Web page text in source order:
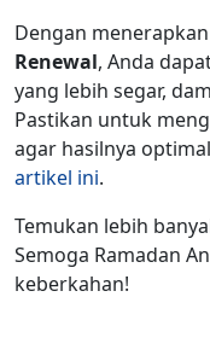
Dengan
Renewal, Anda
yang lebih segar,
Pastikan untuk
agar hasilnya
artikel ini.
Temukan lebih
Semoga Ramadan
keberkahan!